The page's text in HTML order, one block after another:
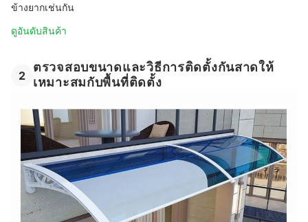
ข้างยากเช่นกัน
ดูอันดับสินค้า
2
ตรวจสอบขนาดและวิธีการติดตั้งกันสาดให้
เหมาะสมกับพื้นที่ติดตั้ง